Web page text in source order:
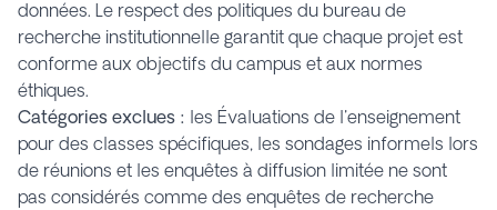
données. Le respect des politiques du bureau de
recherche institutionnelle garantit que chaque projet est
conforme aux objectifs du campus et aux normes
éthiques.
Catégories exclues : les Évaluations de l'enseignement
pour des classes spécifiques, les sondages informels lors
de réunions et les enquêtes à diffusion limitée ne sont
pas considérés comme des enquêtes de recherche